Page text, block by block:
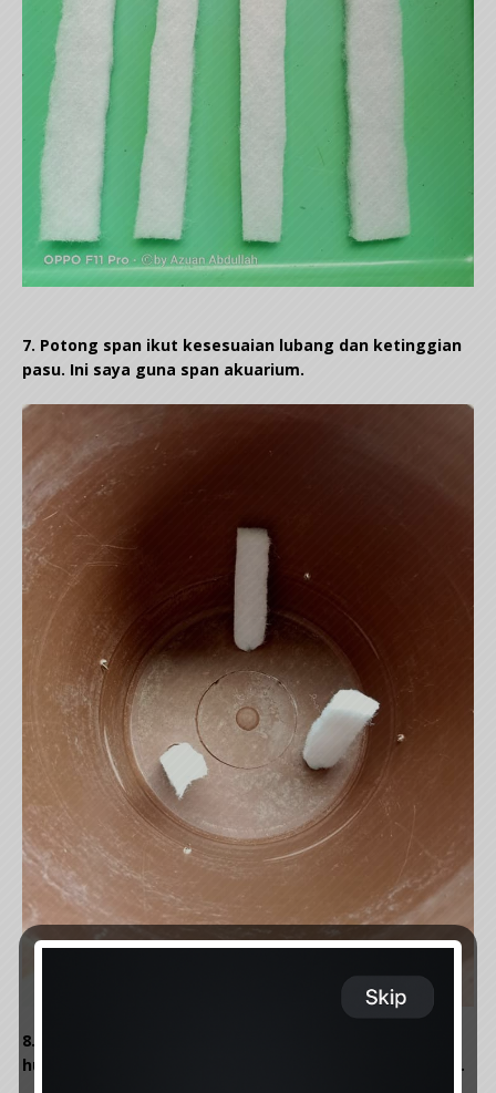
7. Potong span ikut kesesuaian lubang dan ketinggian
pasu. Ini saya guna span akuarium.
8. Masukkan span ke dalam lubang pasu. Pastikan
hujung span mencecah pada bahagia dasar tong/baldi.